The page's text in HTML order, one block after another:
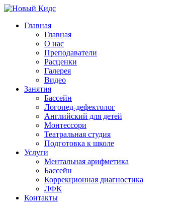
Главная
Главная
О нас
Преподаватели
Расценки
Галерея
Видео
Занятия
Бассейн
Логопед-дефектолог
Английский для детей
Монтессори
Театральная студия
Подготовка к школе
Услуги
Ментальная арифметика
Бассейн
Коррекционная диагностика
ЛФК
Контакты